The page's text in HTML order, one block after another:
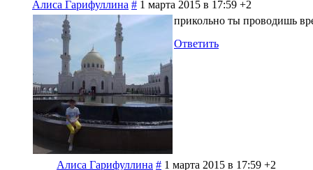
Алиса Гарифуллина # 1 марта 2015 в 17:59 +2
прикольно ты проводишь
Ответить
Алиса Гарифуллина # 1 марта 2015 в 17:59 +2